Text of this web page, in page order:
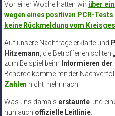
Vor einer Woche hatten wir über
wegen eines positiven PCR-Tests
keine Rückmeldung vom
Auf unsere Nachfrage erklärte und
Hitzemann, die Betroffenen sollten
zum Beispiel beim Informieren
Behörde komme mit der
Zahlen nicht mehr nach.
Was uns damals erstaunteund
nun auch offizielle Leitlinie.